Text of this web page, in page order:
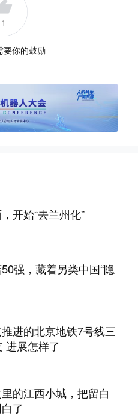
1
要你的鼓励
开始“去兰州化”
强，藏着另类中国“隐
进的北京地铁7号线三
期、17支 进展怎样了
的江西小城，把留白
了